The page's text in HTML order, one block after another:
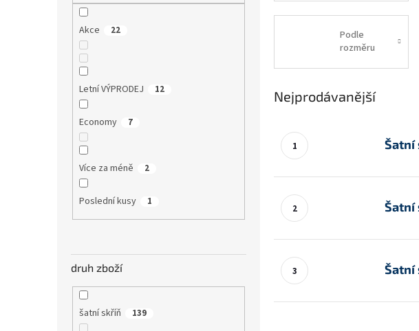
Akce 22
Letní VÝPRODEJ 12
Economy 7
Více za méně 2
Poslední kusy 1
druh zboží
šatní skříň 139
Podle
rozměru
Nejprodávanější
Šatní
Šatní
Šatní